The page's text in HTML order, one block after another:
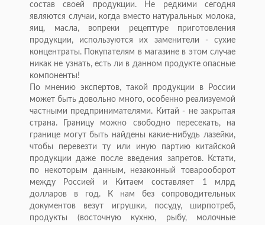
состав своей продукции. Не редкими сегодня
являются случаи, когда вместо натуральных молока,
яиц, масла, вопреки рецептуре приготовления
продукции, используются их заменители - сухие
концентраты. Покупателям в магазине в этом случае
никак не узнать, есть ли в данном продукте опасные
компоненты!
По мнению экспертов, такой продукции в России
может быть довольно много, особенно реализуемой
частными предпринимателями. Китай - не закрытая
страна. Границу можно свободно пересекать, на
границе могут быть найдены какие-нибудь лазейки,
чтобы перевезти ту или иную партию китайской
продукции даже после введения запретов. Кстати,
по некоторым данным, незаконный товарооборот
между Россией и Китаем составляет 1 млрд
долларов в год. К нам без сопроводительных
документов везут игрушки, посуду, ширпотреб,
продукты (восточную кухню, рыбу, молочные